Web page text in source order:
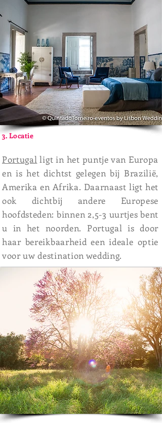
3. Locatie
Portugal ligt in het puntje van Europa
en is het dichtst gelegen bij Brazilië,
Amerika en Afrika. Daarnaast ligt het
ook dichtbij andere Europese
hoofdsteden: binnen 2,5-3 uurtjes bent
u in het noorden. Portugal is door
haar bereikbaarheid een ideale optie
voor uw destination wedding.